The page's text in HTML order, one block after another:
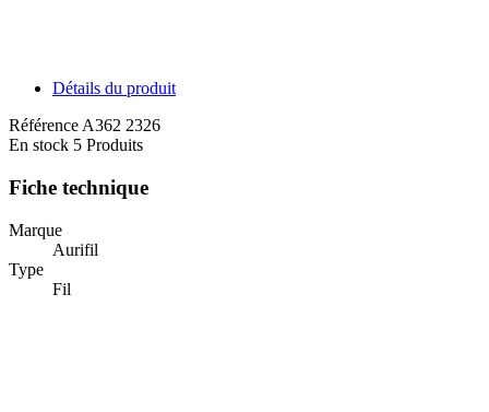
Détails du produit
RéférenceA362 2326
En stock 5 Produits
Fiche technique
Marque
Aurifil
Type
Fil